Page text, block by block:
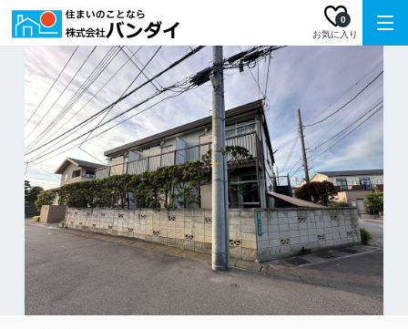
お気に入り
0